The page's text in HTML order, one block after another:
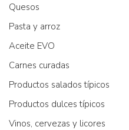
Quesos
Pasta y arroz
Aceite EVO
Carnes curadas
Productos salados típicos
Productos dulces típicos
Vinos, cervezas y licores